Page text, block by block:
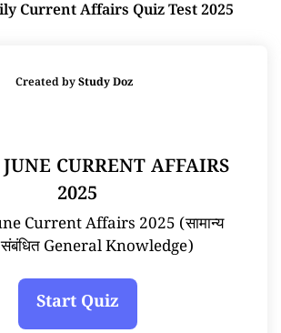
Current Affairs Quiz Test 2025
Created byStudy Doz
CURRENT AFFAIRS
2025
Current Affairs 2025 (सामान्य
संबंधित General Knowledge)